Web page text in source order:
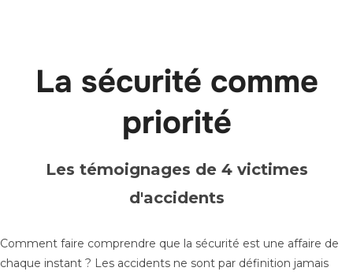
La sécurité comme
priorité
Les témoignages de 4 victimes
d'accidents
Comment faire comprendre que la sécurité est une affaire de
chaque instant ? Les accidents ne sont par définition jamais